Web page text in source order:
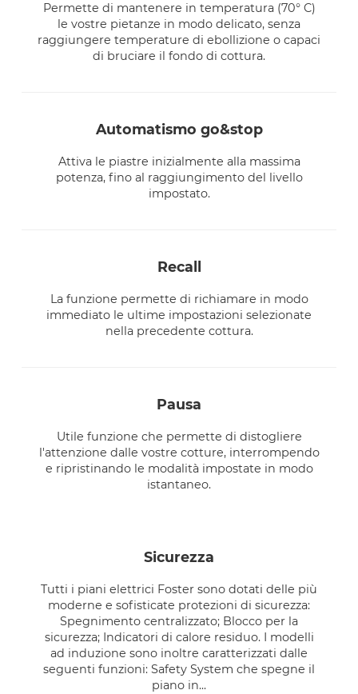
Permette di mantenere in temperatura (70° C)
le vostre pietanze in modo delicato, senza
raggiungere temperature di ebollizione o capaci
di bruciare il fondo di cottura.
automatismo go&stop
Attiva le piastre inizialmente alla massima
potenza, fino al raggiungimento del livello
impostato.
recall
La funzione permette di richiamare in modo
immediato le ultime impostazioni selezionate
nella precedente cottura.
pausa
Utile funzione che permette di distogliere
l'attenzione dalle vostre cotture, interrompendo
e ripristinando le modalità impostate in modo
istantaneo.
sicurezza
Tutti i piani elettrici Foster sono dotati delle più
moderne e sofisticate protezioni di sicurezza:
Spegnimento centralizzato; Blocco per la
sicurezza; Indicatori di calore residuo. I modelli
ad induzione sono inoltre caratterizzati dalle
seguenti funzioni: Safety System che spegne il
piano in...